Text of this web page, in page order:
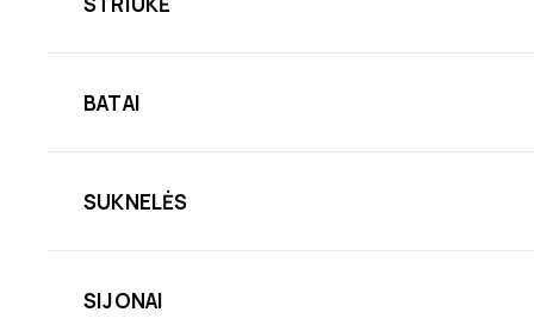
BATAI
SUKNELĖS
SIJONAI